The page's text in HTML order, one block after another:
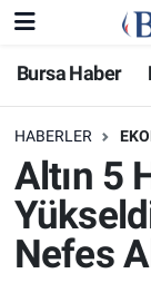
Bursa Haber
HABERLER
Altın 5
Nefes
Bursa
Genel
Politika
Bilim,
Bursa
Bursa
Bursa
Bursa